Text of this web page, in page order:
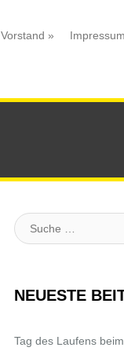
Vorstand » Impressum
Suche
:
NEUESTE
Tag des Laufens